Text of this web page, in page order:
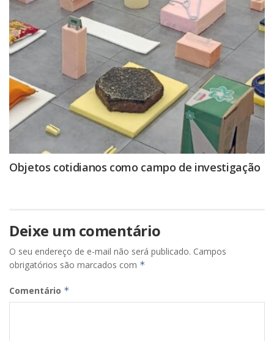
Objetos cotidianos como campo de investigação
Deixe um comentário
O seu endereço de e-mail não será publicado. Campos
obrigatórios são marcados com *
Comentário *